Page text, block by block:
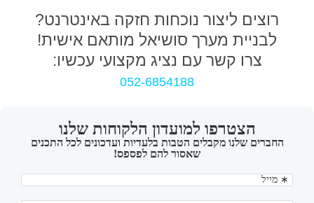
רוצים ליצור נוכחות חזקה באינטרנט?
לבניית מערך סושיאל מותאם אישית!
צרו קשר עם נציג מקצועי עכשיו:
052-6854188